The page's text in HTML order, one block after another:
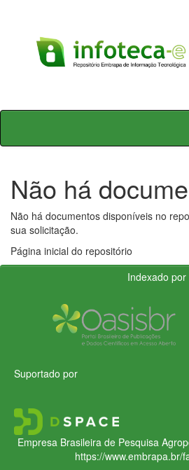
Skip
Não há
Não há documentos disponíveis no
sua solicitação.
Página inicial do repositório
Indexado por
Suportado por
Empresa Brasileira de Pesquisa
https://www.embrapa.br/